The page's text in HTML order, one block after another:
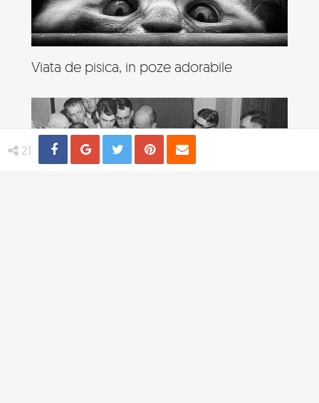
21 Share Distribuie
Tweet Pin
Viata de pisica, in poze adorabile